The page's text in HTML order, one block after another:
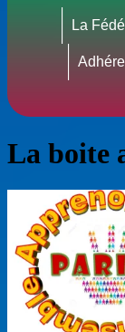
La
La boite